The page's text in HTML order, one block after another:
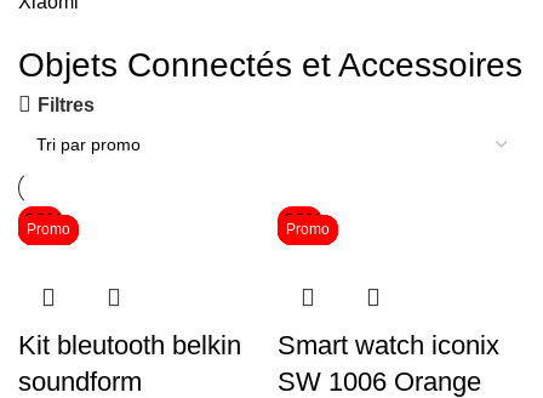
Objets Connectés et Accessoires
Filtres
-38%
Promo
Kit bleutooth belkin
soundform
-62%
Promo
Smart watch iconix
SW 1006 Orange
Promo Promo
Promo Promo
Promo Promo
Promo Promo
Promo Promo